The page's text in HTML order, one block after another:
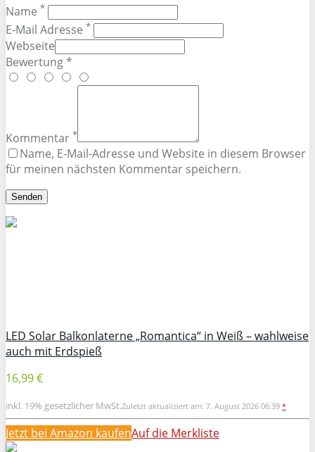
Name *
E-Mail Adresse *
Webseite
Bewertung *
Kommentar *
Name, E-Mail-Adresse und Website in diesem Browser
für meinen nächsten Kommentar speichern.
LED Solar Balkonlaterne „Romantica“ in Weiß – wahlweise
auch mit Erdspieß
16,99 €
inkl. 19% gesetzlicher MwSt.Zuletzt aktualisiert am: 7. August 2026 06:39 *
Jetzt bei Amazon kaufenAuf die Merkliste